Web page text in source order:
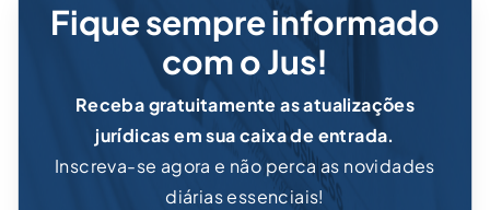
Fique sempre informado
com o Jus!
Receba gratuitamente as atualizações
jurídicas em sua caixa de entrada.
Inscreva-se agora e não perca as novidades
diárias essenciais!